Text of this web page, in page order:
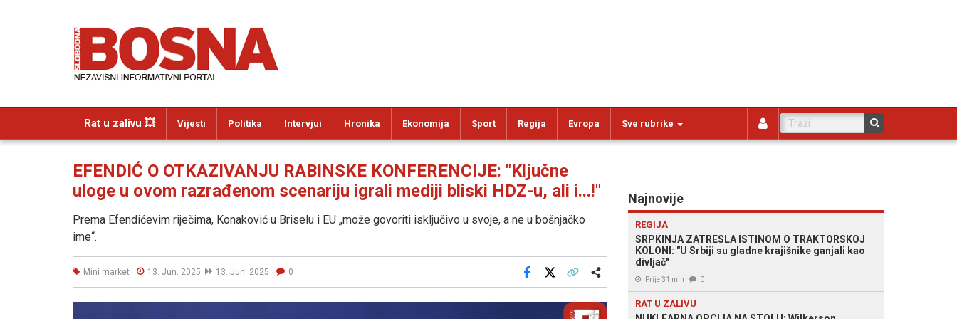
Rat u zalivu 💥 Vijesti Politika Intervjui Hronika Ekonomija Sport Regija Evropa Sve rubrike
EFENDIĆ O OTKAZIVANJU RABINSKE KONFERENCIJE: "Ključne
uloge u ovom razrađenom scenariju igrali mediji bliski HDZ-u, ali i...!"
Prema Efendićevim riječima, Konaković u Briselu i EU „može govoriti isključivo u svoje, a ne u bošnjačko
ime“.
Mini market 13. Jun. 2025 13. Jun. 2025 0
Facebook
Najnovije
REGIJA
SRPKINJA ZATRESLA ISTINOM O TRAKTORSKOJ
KOLONI: "U Srbiji su gladne krajišnike ganjali kao
divljač"
Prije 31 min 0
RAT U ZALIVU